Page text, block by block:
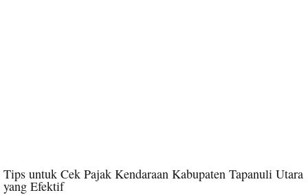
Tips untuk Cek Pajak Kendaraan Kabupaten Tapanuli Utara
yang Efektif